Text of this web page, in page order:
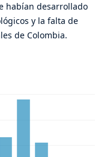
habían desarrollado
y la falta de
de Colombia.